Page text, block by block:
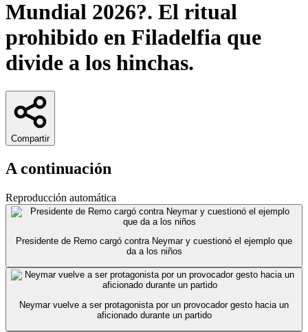
Mundial 2026?. El ritual
prohibido en Filadelfia que
divide a los hinchas.
Compartir
A continuación
Reproducción automática
Presidente de Remo cargó contra Neymar y cuestionó el ejemplo que
da a los niños
Neymar vuelve a ser protagonista por un provocador gesto hacia un
aficionado durante un partido